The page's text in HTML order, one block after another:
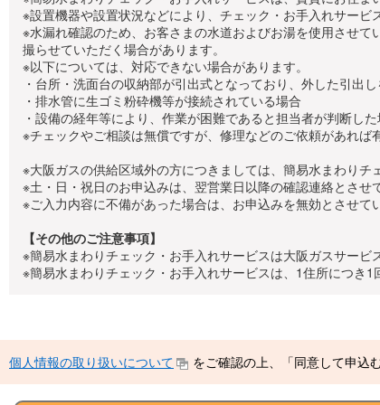
※設置機器や設置状況などにより、チェック・お手入れサービ
※水漏れ確認のため、お客さまの水道およびお湯を使用させ
撮らせていただく場合があります。
※以下については、対応できない場合があります。
・台所・洗面台の収納部が引出式となっており、外した引出
・排水管に生ゴミ粉砕機等が接続されている場合
・設備の経年等により、作業が困難であると担当者が判断し
※チェックやご相談は無償ですが、修理などのご依頼があれば
※大阪ガスの供給区域外の方につきましては、簡易水まわりチ
※土・日・祝日のお申込みは、翌営業日以降の確認連絡とさせ
※ご入力内容に不備があった場合は、お申込みを無効とさせて
【その他のご注意事項】
※簡易水まわりチェック・お手入れサービスは大阪ガスサービ
※簡易水まわりチェック・お手入れサービスは、1住所につき
個人情報の取り扱いについて をご確認の上、「同意して申込